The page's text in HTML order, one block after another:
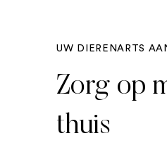
UW DIERENARTS
Zorg op
thuis